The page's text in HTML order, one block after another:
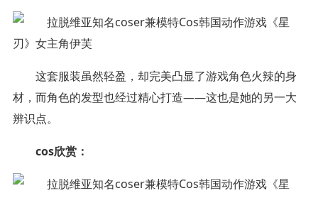
这套服装虽然轻盈，却完美凸显了游戏角色火辣的身
材，而角色的发型也经过精心打造——这也是她的另一大
辨识点。
cos欣赏：